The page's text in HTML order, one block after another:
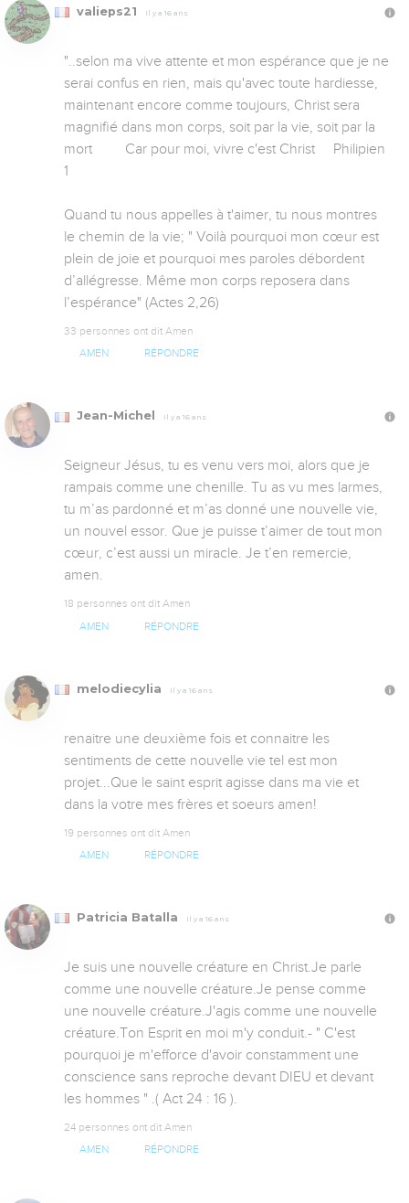
valieps21 Il y a 16 ans
"..selon ma vive attente et mon espérance que je ne
serai confus en rien, mais qu'avec toute hardiesse,
maintenant encore comme toujours, Christ sera
magnifié dans mon corps, soit par la vie, soit par la
mort         Car pour moi, vivre c'est Christ     Philipien
1
Quand tu nous appelles à t'aimer, tu nous montres
le chemin de la vie; " Voilà pourquoi mon cœur est
plein de joie et pourquoi mes paroles débordent
d’allégresse. Même mon corps reposera dans
l’espérance" (Actes 2,26)
33 personnes ont dit Amen
AMEN RÉPONDRE
Jean-Michel Il y a 16 ans
Seigneur Jésus, tu es venu vers moi, alors que je
rampais comme une chenille. Tu as vu mes larmes,
tu m’as pardonné et m’as donné une nouvelle vie,
un nouvel essor. Que je puisse t’aimer de tout mon
cœur, c’est aussi un miracle. Je t’en remercie,
amen.
18 personnes ont dit Amen
AMEN RÉPONDRE
melodiecylia Il y a 16 ans
renaitre une deuxième fois et connaitre les
sentiments de cette nouvelle vie tel est mon
projet...Que le saint esprit agisse dans ma vie et
dans la votre mes frères et soeurs amen!
19 personnes ont dit Amen
AMEN RÉPONDRE
Patricia Batalla Il y a 16 ans
Je suis une nouvelle créature en Christ.Je parle
comme une nouvelle créature.Je pense comme
une nouvelle créature.J'agis comme une nouvelle
créature.Ton Esprit en moi m'y conduit.- " C'est
pourquoi je m'efforce d'avoir constamment une
conscience sans reproche devant DIEU et devant
les hommes " .( Act 24 : 16 ).
24 personnes ont dit Amen
AMEN RÉPONDRE